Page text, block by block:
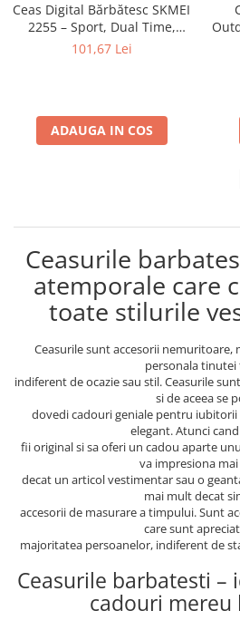
Ceas Digital Bărbătesc SKMEI
2255 – Sport, Dual Time,
Cronometru, Agenda
101,67 Lei
ADAUGA IN COS
Ceasurile
atemporale care
toate stilurile
Ceasurile sunt accesorii nemuritoare,
personala tinutei
indiferent de ocazie sau stil. Ceasurile
si de aceea se
dovedi cadouri geniale pentru
elegant. Atunci
fii original si sa oferi un cadou aparte
va impresiona
decat un articol vestimentar sau o
mai mult decat
accesorii de masurare a timpului. Sunt
care sunt
majoritatea persoanelor, indiferent de
Ceasurile barbatesti –
cadouri mereu